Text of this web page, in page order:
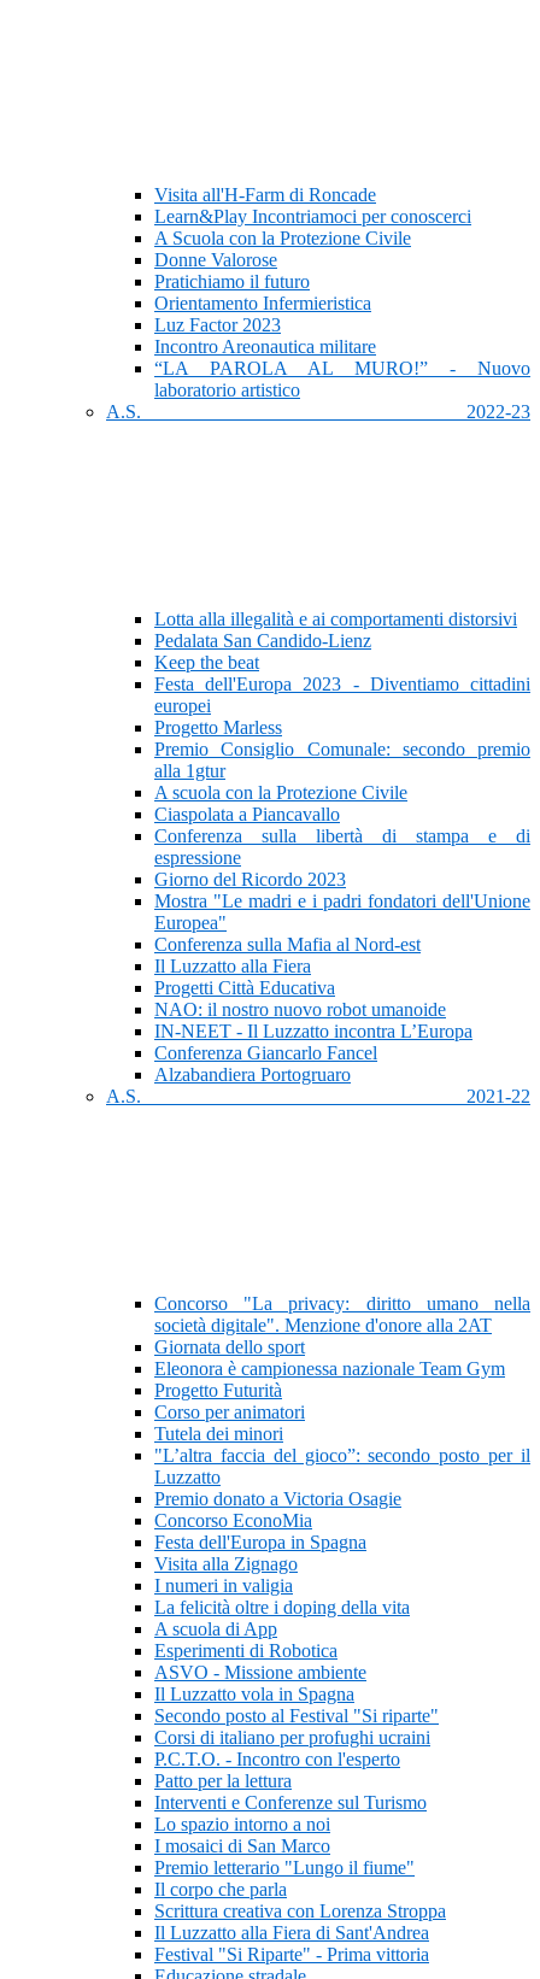
Visita all'H-Farm di Roncade
Learn&Play Incontriamoci per conoscerci
A Scuola con la Protezione Civile
Donne Valorose
Pratichiamo il futuro
Orientamento Infermieristica
Luz Factor 2023
Incontro Areonautica militare
“LA PAROLA AL MURO!” - Nuovo
laboratorio artistico
A.S. 2022-23
Lotta alla illegalità e ai comportamenti distorsivi
Pedalata San Candido-Lienz
Keep the beat
Festa dell'Europa 2023 - Diventiamo cittadini
europei
Progetto Marless
Premio Consiglio Comunale: secondo premio
alla 1gtur
A scuola con la Protezione Civile
Ciaspolata a Piancavallo
Conferenza sulla libertà di stampa e di
espressione
Giorno del Ricordo 2023
Mostra "Le madri e i padri fondatori dell'Unione
Europea"
Conferenza sulla Mafia al Nord-est
Il Luzzatto alla Fiera
Progetti Città Educativa
NAO: il nostro nuovo robot umanoide
IN-NEET - Il Luzzatto incontra L’Europa
Conferenza Giancarlo Fancel
Alzabandiera Portogruaro
A.S. 2021-22
Concorso "La privacy: diritto umano nella
società digitale". Menzione d'onore alla 2AT
Giornata dello sport
Eleonora è campionessa nazionale Team Gym
Progetto Futurità
Corso per animatori
Tutela dei minori
"L’altra faccia del gioco”: secondo posto per il
Luzzatto
Premio donato a Victoria Osagie
Concorso EconoMia
Festa dell'Europa in Spagna
Visita alla Zignago
I numeri in valigia
La felicità oltre i doping della vita
A scuola di App
Esperimenti di Robotica
ASVO - Missione ambiente
Il Luzzatto vola in Spagna
Secondo posto al Festival "Si riparte"
Corsi di italiano per profughi ucraini
P.C.T.O. - Incontro con l'esperto
Patto per la lettura
Interventi e Conferenze sul Turismo
Lo spazio intorno a noi
I mosaici di San Marco
Premio letterario "Lungo il fiume"
Il corpo che parla
Scrittura creativa con Lorenza Stroppa
Il Luzzatto alla Fiera di Sant'Andrea
Festival "Si Riparte" - Prima vittoria